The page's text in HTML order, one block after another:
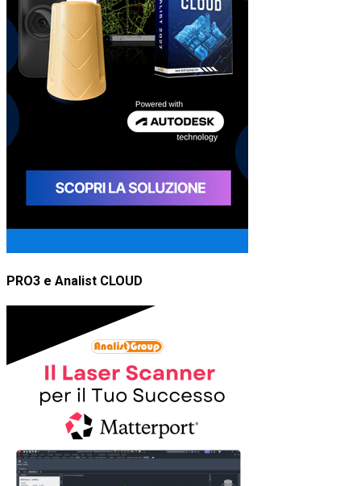
PRO3 e Analist CLOUD